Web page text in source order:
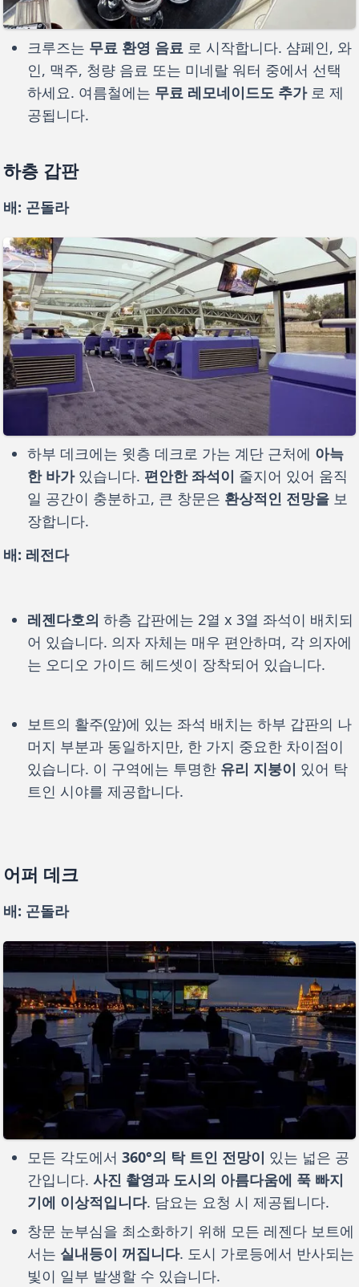
크루즈는 무료 환영 음료 로 시작합니다. 샴페인, 와
인, 맥주, 청량 음료 또는 미네랄 워터 중에서 선택
하세요. 여름철에는 무료 레모네이드도 추가로 제
공됩니다.
하층 갑판
배: 곤돌라
하부 데크에는 윗층 데크로 가는 계단 근처에 아늑
한 바가있습니다. 편안한 좌석이 줄지어 있어 움직
일 공간이 충분하고, 큰 창문은 환상적인 전망을 보
장합니다.
배: 레전다
레젠다호의 하층 갑판에는 2열 x 3열 좌석이 배치되
어 있습니다. 의자 자체는 매우 편안하며, 각 의자에
는 오디오 가이드 헤드셋이 장착되어 있습니다.
보트의 활주(앞)에 있는 좌석 배치는 하부 갑판의 나
머지 부분과 동일하지만, 한 가지 중요한 차이점이
있습니다. 이 구역에는 투명한 유리 지붕이 있어 탁
트인 시야를 제공합니다.
어퍼 데크
배: 곤돌라
모든 각도에서360°의 탁 트인 전망이 있는 넓은 공
간입니다.사진 촬영과 도시의 아름다움에 푹 빠지
기에 이상적입니다. 담요는 요청 시 제공됩니다.
창문 눈부심을 최소화하기 위해 모든 레젠다 보트에
서는 실내등이 꺼집니다. 도시 가로등에서 반사되는
빛이 일부 발생할 수 있습니다.